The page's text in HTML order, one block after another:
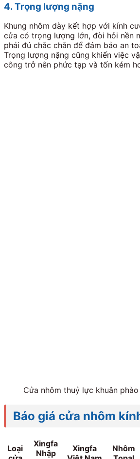
4. Trọng lượng nặng
Khung nhôm dày kết hợp với kính
cửa có trọng lượng lớn, đòi hỏi nền
phải đủ chắc chắn để đảm bảo an
Trọng lượng nặng cũng khiến việc
công trở nên phức tạp và tốn kém
Cửa nhôm thuỷ lực khuân
Báo giá cửa nhôm
Loại
Xingfa
Nhập
Xingfa
Nhôm